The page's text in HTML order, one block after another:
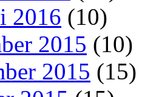
2016 (10)
2015 (10)
2015 (15)